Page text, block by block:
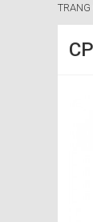
TRANG